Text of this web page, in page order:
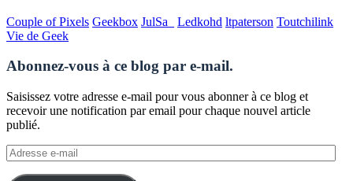
Couple of Pixels Geekbox JulSa_ Ledkohd ltpaterson Toutchilink
Vie de Geek
Abonnez-vous à ce blog par e-mail.
Saisissez votre adresse e-mail pour vous abonner à ce blog et
recevoir une notification par email pour chaque nouvel article
publié.
Adresse
e-